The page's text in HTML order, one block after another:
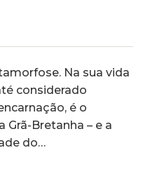
Na sua vida
considerado
é o
Bretanha – e a
do…